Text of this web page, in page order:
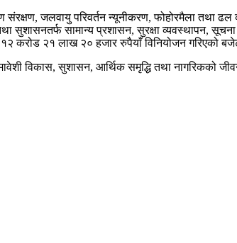
संरक्षण, जलवायु परिवर्तन न्यूनीकरण, फोहोरमैला तथा
सुशासनतर्फ सामान्य प्रशासन, सुरक्षा व्यवस्थापन,
करोड २१ लाख २० हजार रुपैयाँ विनियोजन गरिएको
विकास, सुशासन, आर्थिक समृद्धि तथा नागरिकको